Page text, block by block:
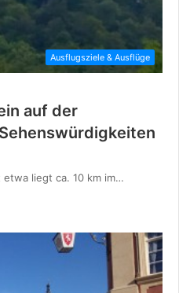
Ausflugsziele & Ausflüge
auf der
liegt ca. 10 km im…